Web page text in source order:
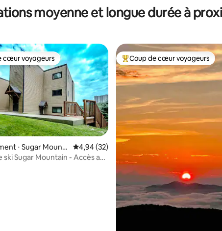
moyenne et longue durée à
cœur voyageurs
cœur voyageurs
⋅ Sugar Mounta
Évaluation moyenne sur la base de 32
4,94 (32)
ski Sugar Mountain - Accès aux
Coups de cœur voyageurs les
Coup de cœur voyageurs